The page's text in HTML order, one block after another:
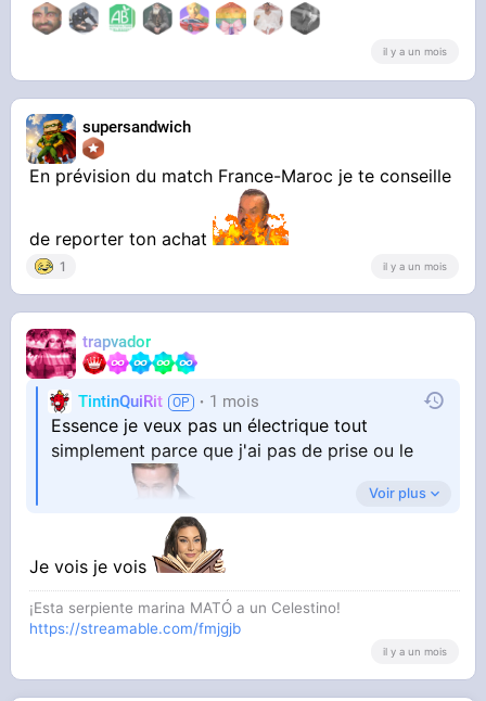
il y a un mois
supersandwich
En prévision du match France-Maroc je te conseille
de reporter ton achat
1 il y a un mois
trapvador
TintinQuiRit 1 mois
Essence je veux pas un électrique tout
simplement parce que j'ai pas de prise ou le
Voir plus
Je vois je vois
¡Esta serpiente marina MATÓ a un Celestino!
https://streamable.com/fmjgjb
il y a un mois